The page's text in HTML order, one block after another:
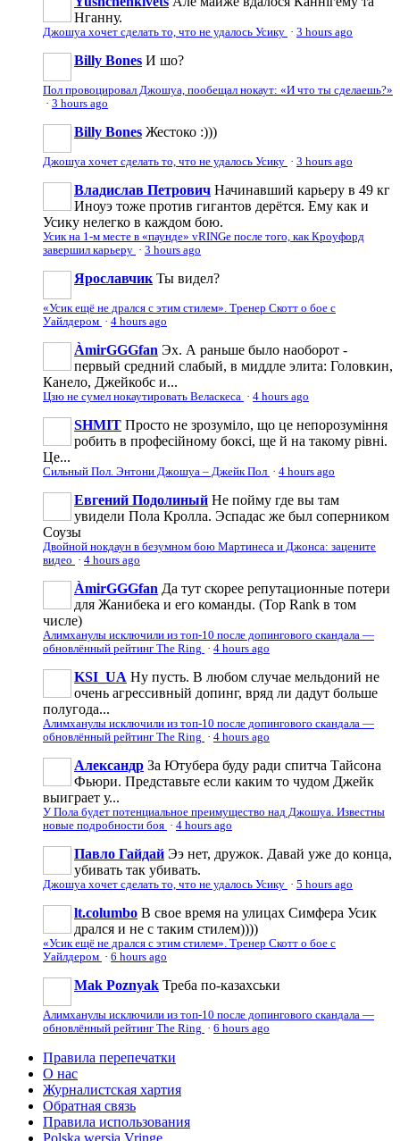
Нганну.
Джошуа хочет сделать то, что не удалось Усику · 3 hours ago
Billy Bones И шо?
Пол провоцировал Джошуа, пообещал нокаут: «И что ты сделаешь?»
· 3 hours ago
Billy Bones Жестоко :)))
Джошуа хочет сделать то, что не удалось Усику · 3 hours ago
Владислав Петрович Начинавший карьеру в 49 кг
Иноуэ тоже против гигантов дерётся. Ему как и
Усику нелегко в каждом бою.
Усик на 1-м месте в «паунде» vRINGe после того, как Кроуфорд
завершил карьеру · 3 hours ago
Ярославчик Ты видел?
«Усик ещё не дрался с этим стилем». Тренер Скотт о бое с
Уайлдером · 4 hours ago
ÀmirGGGfan Эх. А раньше было наоборот -
первый средний слабый, в миддле элита: Головкин,
Канело, Джейкобс и...
Цзю не сумел нокаутировать Веласкеса · 4 hours ago
SHMIT Просто не зрозуміло, що це непорозуміння
робить в професійному боксі, ще й на такому рівні.
Це...
Сильный Пол. Энтони Джошуа – Джейк Пол · 4 hours ago
Евгений Подолиный Не пойму где вы там
увидели Пола Кролла. Эспадас же был соперником
Соузы
Двойной нокдаун в безумном бою Мартинеса и Джонса: зацените
видео · 4 hours ago
ÀmirGGGfan Да тут скорее репутационные потери
для Жанибека и его команды. (Top Rank в том
числе)
Алимханулы исключили из топ-10 после допингового скандала —
обновлённый рейтинг The Ring · 4 hours ago
KSI_UA Ну пусть. В любом случае мельдоний не
очень агрессивньій допинг, вряд ли дадут больше
полугода...
Алимханулы исключили из топ-10 после допингового скандала —
обновлённый рейтинг The Ring · 4 hours ago
Александр За Ютубера буду ради спитча Тайсона
Фьюри. Представьте если каким то чудом Джейк
выиграет у...
У Пола будет потенциальное преимущество над Джошуа. Известны
новые подробности боя · 4 hours ago
Павло Гайдай Ээ нет, дружок. Давай уже до конца,
убивать так убивать.
Джошуа хочет сделать то, что не удалось Усику · 5 hours ago
lt.columbo В свое время на улицах Симфера Усик
дрался и не с таким стилем))))
«Усик ещё не дрался с этим стилем». Тренер Скотт о бое с
Уайлдером · 6 hours ago
Mak Poznyak Треба по-казахськи
Алимханулы исключили из топ-10 после допингового скандала —
обновлённый рейтинг The Ring · 6 hours ago
Правила перепечатки
О нас
Журналистская хартия
Обратная связь
Правила использования
Polska wersja Vringe